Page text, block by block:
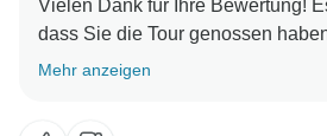
Vielen Dank für Ihre Bewertung!
dass Sie die Tour genossen
perfekte Mischung aus
Mehr anzeigen